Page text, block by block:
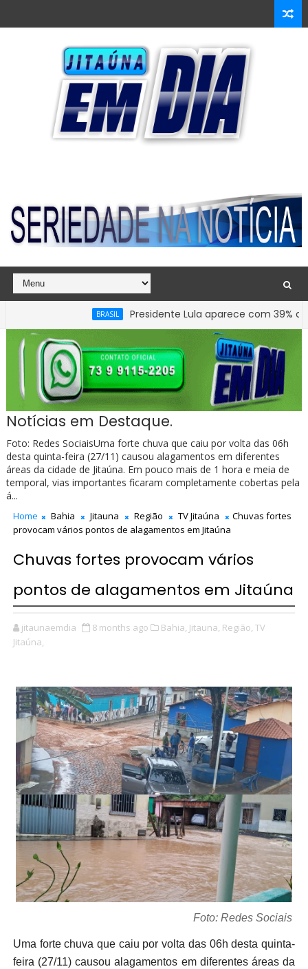
Presidente Lula aparece com 39% contra 30%
Notícias em Destaque.
Foto: Redes SociaisUma forte chuva que caiu por volta das 06h
desta quinta-feira (27/11) causou alagamentos em diferentes
áreas da cidade de Jitaúna. Em pouco mais de 1 hora e meia de
temporal, vias importantes ficaram completamente cobertas pela
á...
Home Bahia Jitauna Região TV Jitaúna
Chuvas fortes
provocam vários pontos de alagamentos em Jitaúna
Chuvas fortes provocam vários
pontos de alagamentos em Jitaúna
jitaunaemdia 8 months ago Bahia, Jitauna, Região, TV
Jitaúna,
Foto: Redes Sociais
Uma forte chuva que caiu por volta das 06h desta quinta-
feira (27/11) causou alagamentos em diferentes áreas da